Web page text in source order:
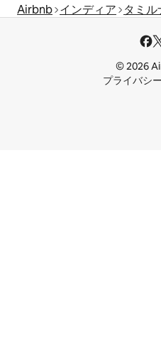
Airbnb インディア タミル
© 2026
プライバシー